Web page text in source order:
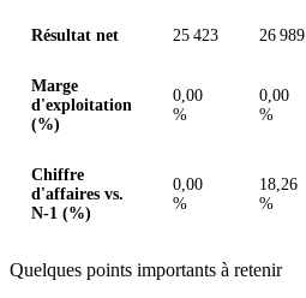
Résultat net 25 423 26 989
Marge
d'exploitation
(%)
0,00
%
0,00
%
Chiffre
d'affaires vs.
N-1 (%)
0,00
%
18,26
%
Quelques points importants à retenir